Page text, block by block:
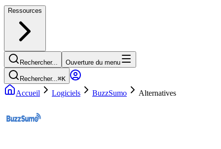
Ressources
Rechercher... Ouverture du menu
Rechercher...⌘K
Accueil Logiciels BuzzSumo Alternatives